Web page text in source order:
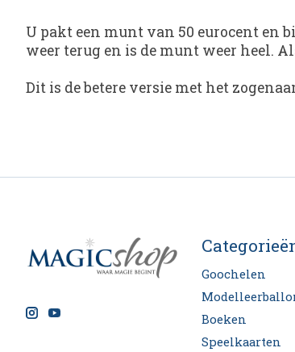
U pakt een munt van 50 eurocent en
weer terug en is de munt weer heel.
Dit is de betere versie met het
Goochelen
Boeken
Speelkaarten